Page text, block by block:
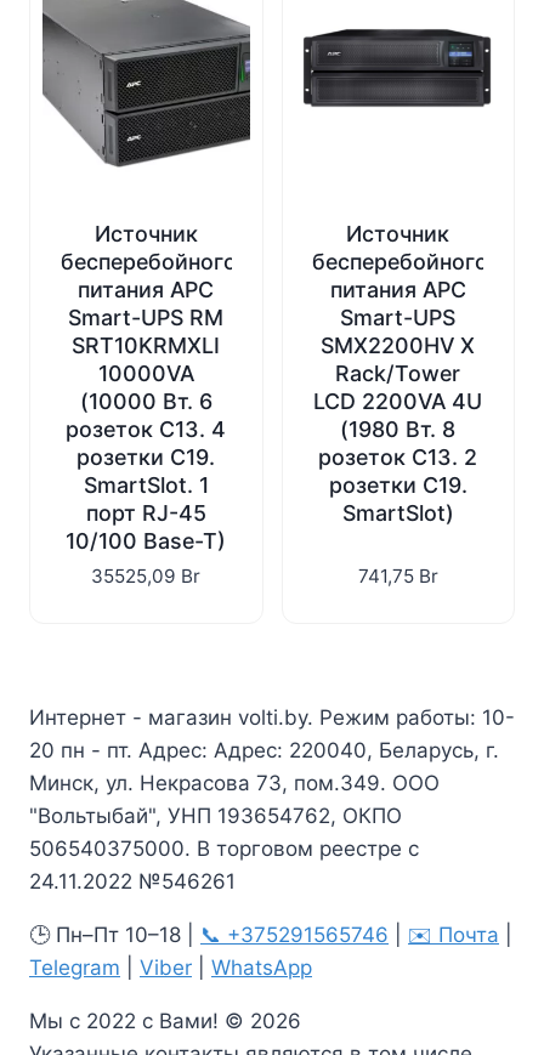
Источник
бесперебойного
питания APC
Smart-UPS RM
SRT10KRMXLI
10000VA
(10000 Вт. 6
розеток C13. 4
розетки C19.
SmartSlot. 1
порт RJ-45
10/100 Base-T)
35525,09 Br
Источник
бесперебойного
питания APC
Smart-UPS
SMX2200HV X
Rack/Tower
LCD 2200VA 4U
(1980 Вт. 8
розеток C13. 2
розетки C19.
SmartSlot)
741,75 Br
Интернет - магазин volti.by. Режим работы: 10-
20 пн - пт. Адрес: Адрес: 220040, Беларусь, г.
Минск, ул. Некрасова 73, пом.349. ООО
"Вольтыбай", УНП 193654762, ОКПО
506540375000. В торговом реестре с
24.11.2022 №546261
🕒 Пн–Пт 10–18 | 📞 +375291565746 ✉️ Почта
Telegram
Viber WhatsApp
Мы с 2022 с Вами! © 2026